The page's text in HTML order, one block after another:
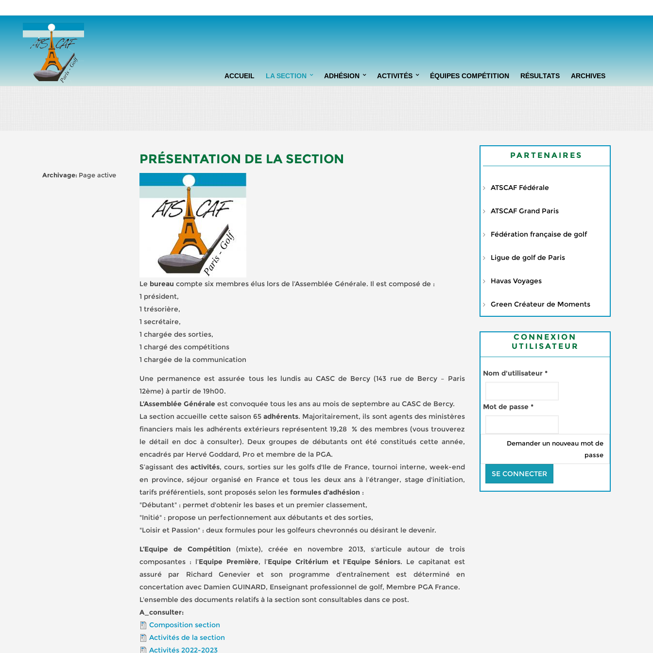
ACCUEIL LA SECTION ADHÉSION
FORMULES "LOISIR ET
PASSION"
ACTIVITÉS ÉQUIPES COMPÉTITION RÉSULTATS ARCHIVES
Archivage: Page active
PRÉSENTATION DE LA SECTION
Le bureau compte six membres élus lors de l’Assemblée Générale. Il est composé de :
1 président,
1 trésorière,
1 secrétaire,
1 chargée des sorties,
1 chargé des compétitions
1 chargée de la communication
Une permanence est assurée tous les lundis au CASC de Bercy (143 rue de Bercy – Paris
12ème) à partir de 19h00.
L’Assemblée Générale est convoquée tous les ans au mois de septembre au CASC de Bercy.
La section accueille cette saison 65adhérents. Majoritairement, ils sont agents des ministères
financiers mais les adhérents extérieurs représentent 19,28 % des membres (vous trouverez
le détail en doc à consulter). Deux groupes de débutants ont été constitués cette année,
encadrés par Hervé Goddard, Pro et membre de la PGA.
S’agissant des activités, cours, sorties sur les golfs d'Ile de France, tournoi interne, week-end
en province, séjour organisé en France et tous les deux ans à l’étranger, stage d'initiation,
tarifs préférentiels, sont proposés selon lesformules d’adhésion :
"Débutant" : permet d'obtenir les bases et un premier classement,
"Initié" : propose un perfectionnement aux débutants et des sorties,
"Loisir et Passion" : deux formules pour les golfeurs chevronnés ou désirant le devenir.
L’Equipe de Compétition (mixte), créée en novembre 2013, s'articule autour de trois
composantes : l’Equipe Première, l’Equipe Critérium et l'Equipe Séniors. Le capitanat est
assuré par Richard Genevier et son programme d’entraînement est déterminé en
concertation avec Damien GUINARD, Enseignant professionnel de golf, Membre PGA France.
L'ensemble des documents relatifs à la section sont consultables dans ce post.
A_consulter:
Composition section
Activités de la section
Activités 2022-2023
PARTENAIRES
ATSCAF Fédérale
ATSCAF Grand Paris
Fédération française de golf
Ligue de golf de Paris
Havas Voyages
Green Créateur de Moments
CONNEXION
UTILISATEUR
Nom d'utilisateur *
Mot de passe *
Demander un nouveau mot de
passe